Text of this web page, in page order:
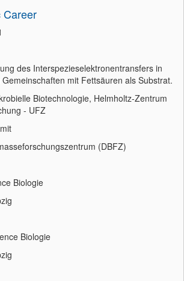
Career
des Interspezieselektronentransfers in
mit Fettsäuren als Substrat.
Biotechnologie, Helmholtz-Zentrum
- UFZ
(DBFZ)
Biologie
Biologie